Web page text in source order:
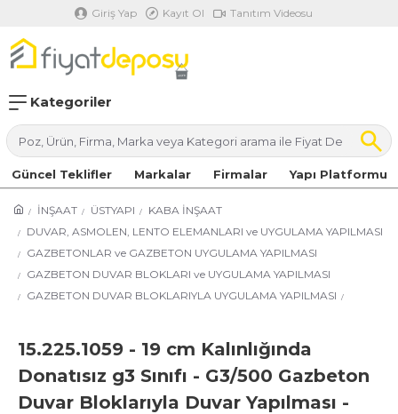
Giriş Yap Kayıt Ol Tanıtım Videosu
Kategoriler
Güncel Teklifler Markalar Firmalar Yapı Platformu
İNŞAAT ÜSTYAPI
KABA İNŞAAT
DUVAR, ASMOLEN, LENTO ELEMANLARI ve UYGULAMA YAPILMASI
GAZBETONLAR ve GAZBETON UYGULAMA YAPILMASI
GAZBETON DUVAR BLOKLARI ve UYGULAMA YAPILMASI
GAZBETON DUVAR BLOKLARIYLA UYGULAMA YAPILMASI
15.225.1059 - 19 cm Kalınlığında
Donatısız g3 Sınıfı - G3/500 Gazbeton
Duvar Bloklarıyla Duvar Yapılması -